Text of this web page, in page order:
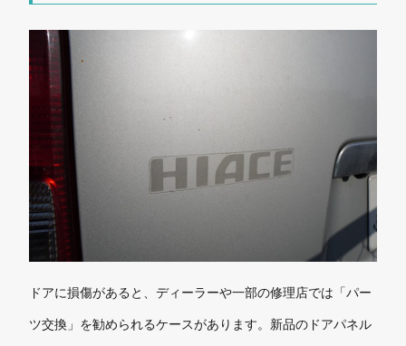
ドアに損傷があると、ディーラーや一部の修理店では「パー
ツ交換」を勧められるケースがあります。新品のドアパネル